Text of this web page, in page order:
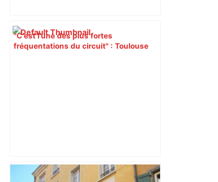
"C’est l’une des plus fortes
fréquentations du circuit" : Toulouse
A680 Toulouse fermée dans les 2 sens